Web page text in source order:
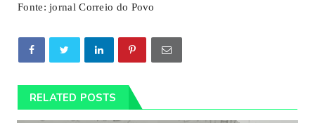
Fonte: jornal Correio do Povo
RELATED POSTS